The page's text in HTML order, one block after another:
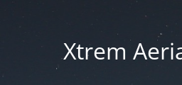
Xtrem